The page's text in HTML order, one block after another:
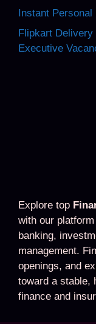
Instant Personal
Flipkart Delivery
Executive
Explore top
with our
banking,
management.
openings, and
toward a stable,
finance and